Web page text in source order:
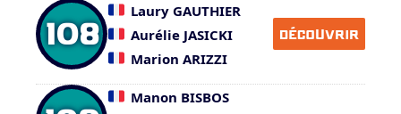
108
Laury GAUTHIER
Aurélie JASICKI
Marion ARIZZI
DÉCOUVRIR
Manon BISBOS